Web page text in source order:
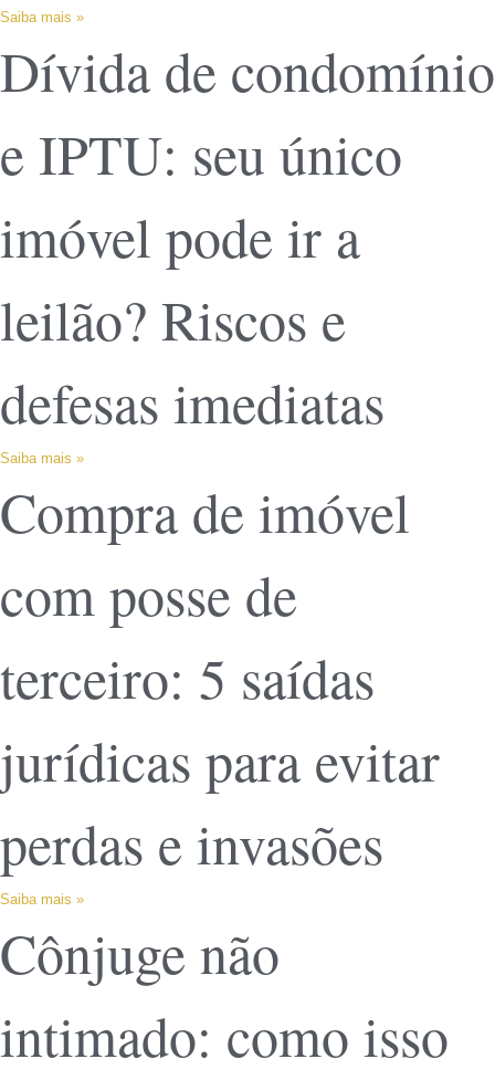
Saiba mais »
Dívida de condomínio
e IPTU: seu único
imóvel pode ir a
leilão? Riscos e
defesas imediatas
Saiba mais »
Compra de imóvel
com posse de
terceiro: 5 saídas
jurídicas para evitar
perdas e invasões
Saiba mais »
Cônjuge não
intimado: como isso